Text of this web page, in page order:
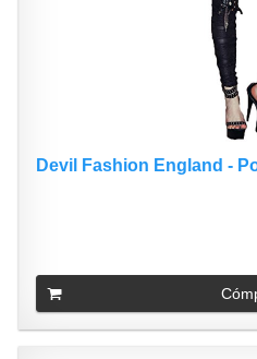
Devil Fashion England -